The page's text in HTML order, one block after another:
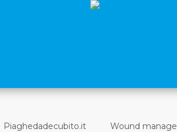
Piaghedadecubito.it Wound